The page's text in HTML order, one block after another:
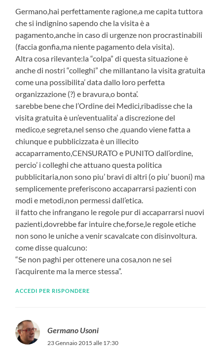
Germano,hai perfettamente ragione,a me capita tuttora
che si indignino sapendo che la visita è a
pagamento,anche in caso di urgenze non procrastinabili
(faccia gonfia,ma niente pagamento dela visita).
Altra cosa rilevante:la “colpa” di questa situazione è
anche di nostri “colleghi” che millantano la visita gratuita
come una possibilita’ data dallo loro perfetta
organizzazione (?) e bravura,o bonta’.
sarebbe bene che l’Ordine dei Medici,ribadisse che la
visita gratuita è un’eventualita’ a discrezione del
medico,e segreta,nel senso che ,quando viene fatta a
chiunque e pubblicizzata è un illecito
accaparramento,CENSURATO e PUNITO dall’ordine,
percio’ i colleghi che attuano questa politica
pubblicitaria,non sono piu’ bravi di altri (o piu’ buoni) ma
semplicemente preferiscono accaparrarsi pazienti con
modi e metodi,non permessi dall’etica.
il fatto che infrangano le regole pur di accaparrarsi nuovi
pazienti,dovrebbe far intuire che,forse,le regole etiche
non sono le uniche a venir scavalcate con disinvoltura.
come disse qualcuno:
“Se non paghi per ottenere una cosa,non ne sei
l’acquirente ma la merce stessa”.
ACCEDI PER RISPONDERE
Germano Usoni
23 Gennaio 2015 alle 17:30